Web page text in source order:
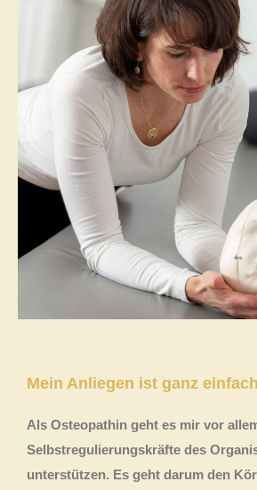
Mein Anliegen ist ganz
Als Osteopathin geht es mir vor
Selbstregulierungskräfte des
unterstützen. Es geht darum den